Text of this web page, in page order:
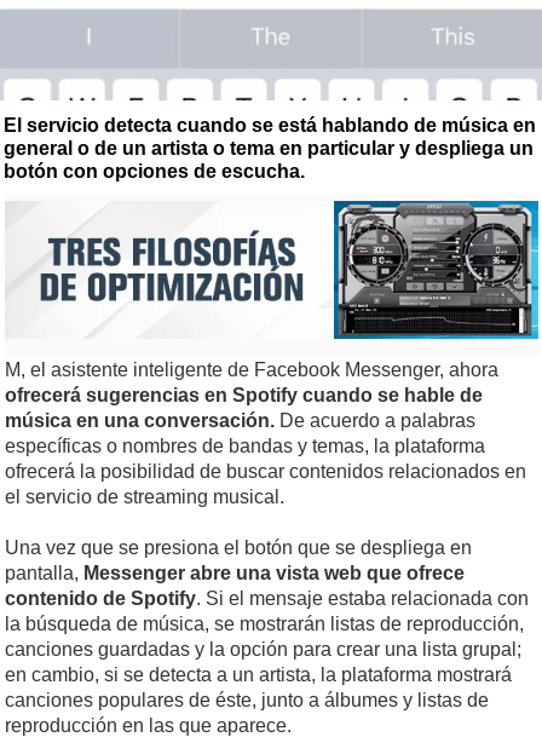
El servicio detecta cuando se está hablando de música en
general o de un artista o tema en particular y despliega un
botón con opciones de escucha.
M, el asistente inteligente de Facebook Messenger, ahora
ofrecerá sugerencias en Spotify cuando se hable de
música en una conversación. De acuerdo a palabras
específicas o nombres de bandas y temas, la plataforma
ofrecerá la posibilidad de buscar contenidos relacionados en
el servicio de streaming musical.
Una vez que se presiona el botón que se despliega en
pantalla, Messenger abre una vista web que ofrece
contenido de Spotify. Si el mensaje estaba relacionada con
la búsqueda de música, se mostrarán listas de reproducción,
canciones guardadas y la opción para crear una lista grupal;
en cambio, si se detecta a un artista, la plataforma mostrará
canciones populares de éste, junto a álbumes y listas de
reproducción en las que aparece.